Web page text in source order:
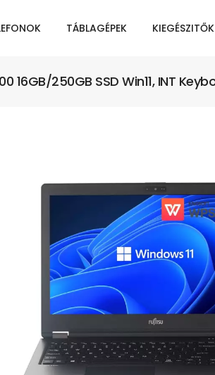
TÁBLAGÉPEK KIEGÉSZITŐK
16GB/250GB SSD Win11, INT